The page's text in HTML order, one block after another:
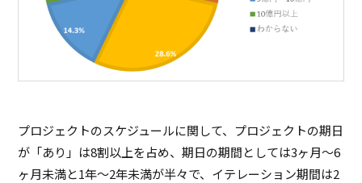
プロジェクトのスケジュールに関して、プロジェクトの期日
が「あり」は8割以上を占め、期日の期間としては3ヶ月～6
ヶ月未満と1年～2年未満が半々で、イテレーション期間は2